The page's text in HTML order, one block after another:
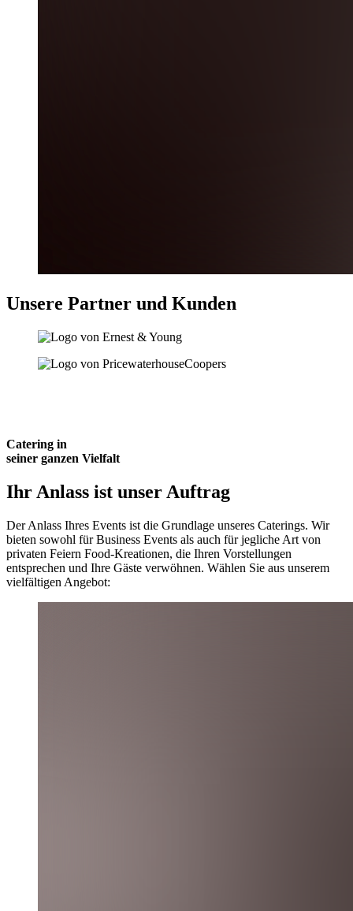
Unsere Partner und Kunden
Catering in
seiner ganzen Vielfalt
Ihr Anlass ist unser Auftrag
Der Anlass Ihres Events ist die Grundlage unseres Caterings. Wir
bieten sowohl für Business Events als auch für jegliche Art von
privaten Feiern Food-Kreationen, die Ihren Vorstellungen
entsprechen und Ihre Gäste verwöhnen. Wählen Sie aus unserem
vielfältigen Angebot: